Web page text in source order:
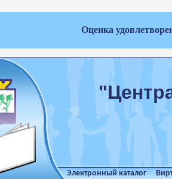
Оценка
Электронный каталог